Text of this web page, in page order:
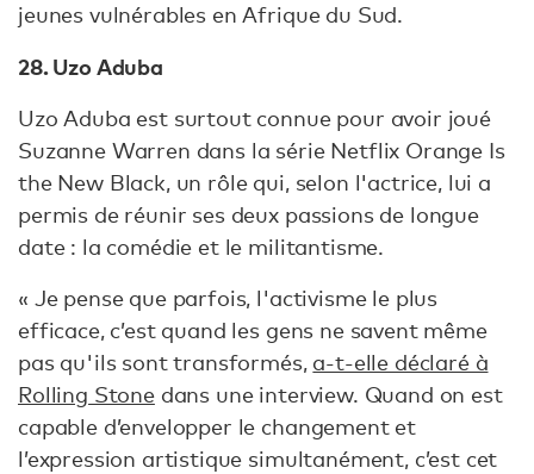
jeunes vulnérables en Afrique du Sud.
28. Uzo Aduba
Uzo Aduba est surtout connue pour avoir joué
Suzanne Warren dans la série Netflix Orange Is
the New Black, un rôle qui, selon l'actrice, lui a
permis de réunir ses deux passions de longue
date : la comédie et le militantisme.
« Je pense que parfois, l'activisme le plus
efficace, c’est quand les gens ne savent même
pas qu'ils sont transformés, a-t-elle déclaré à
Rolling Stonedans une interview. Quand on est
capable d’envelopper le changement et
l’expression artistique simultanément, c’est cet